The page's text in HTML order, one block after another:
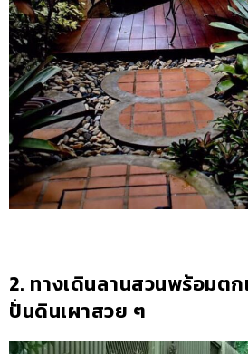
2. ทางเดินลานสวนพร้อมต
ปั่นดินเผาสวย ๆ